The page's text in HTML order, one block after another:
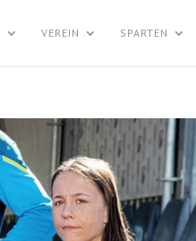
VEREIN SPARTEN